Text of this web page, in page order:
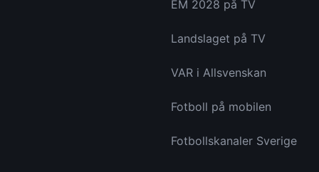
EM 2028 på TV
Landslaget på TV
VAR i Allsvenskan
Fotboll på mobilen
Fotbollskanaler Sverige